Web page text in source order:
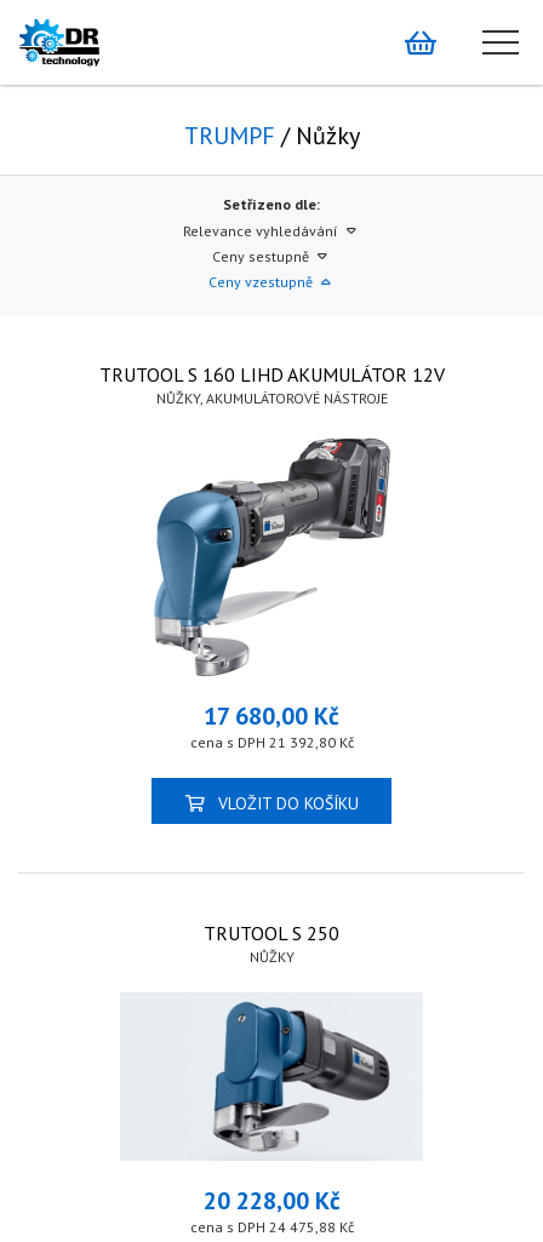
TRUMPF / Nůžky
Setřízeno dle:
Relevance vyhledávání
Ceny sestupně
Ceny vzestupně
TRUTOOL S 160 LIHD AKUMULÁTOR 12V
NŮŽKY, AKUMULÁTOROVÉ NÁSTROJE
17 680,00 Kč
cena s DPH 21 392,80 Kč
VLOŽIT DO KOŠÍKU
TRUTOOL S 250
NŮŽKY
20 228,00 Kč
cena s DPH 24 475,88 Kč